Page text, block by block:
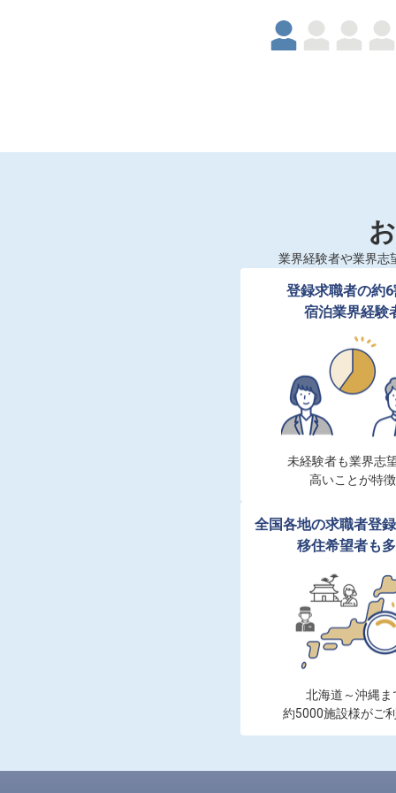
業界経験者や業界志
登録求職者の約
宿泊業界経験
未経験者も業界志
高いことが特徴
全国各地の求職者登
移住希望者も
北海道～沖縄ま
約5000施設様がご